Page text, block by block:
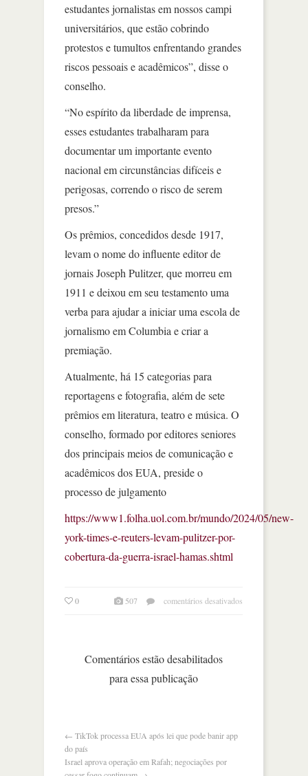
estudantes jornalistas em nossos campi
universitários, que estão cobrindo
protestos e tumultos enfrentando grandes
riscos pessoais e acadêmicos”, disse o
conselho.
“No espírito da liberdade de imprensa,
esses estudantes trabalharam para
documentar um importante evento
nacional em circunstâncias difíceis e
perigosas, correndo o risco de serem
presos.”
Os prêmios, concedidos desde 1917,
levam o nome do influente editor de
jornais Joseph Pulitzer, que morreu em
1911 e deixou em seu testamento uma
verba para ajudar a iniciar uma escola de
jornalismo em Columbia e criar a
premiação.
Atualmente, há 15 categorias para
reportagens e fotografia, além de sete
prêmios em literatura, teatro e música. O
conselho, formado por editores seniores
dos principais meios de comunicação e
acadêmicos dos EUA, preside o
processo de julgamento
https://www1.folha.uol.com.br/mundo/2024/05/new-
york-times-e-reuters-levam-pulitzer-por-
cobertura-da-guerra-israel-hamas.shtml
0 507 comentários desativados
Comentários estão desabilitados
para essa publicação
← TikTok processa EUA após lei que pode banir app
do país
Israel aprova operação em Rafah; negociações por